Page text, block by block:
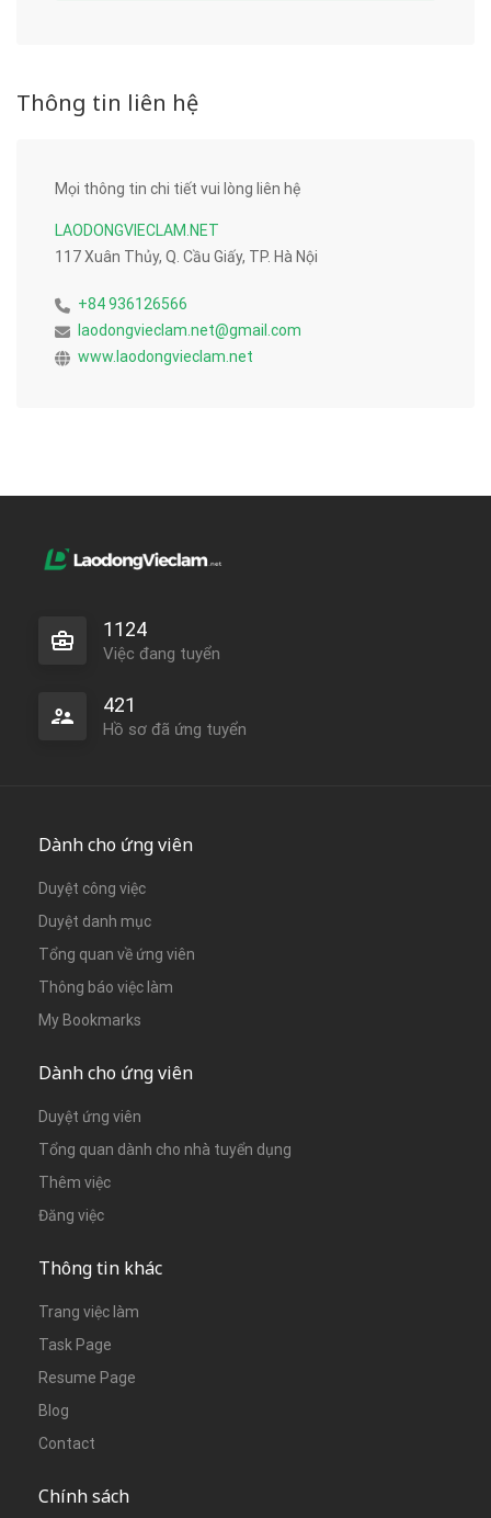
Thông tin liên hệ
Mọi thông tin chi tiết vui lòng liên hệ
LAODONGVIECLAM.NET
117 Xuân Thủy, Q. Cầu Giấy, TP. Hà Nội
+84 936126566
laodongvieclam.net@gmail.com
www.laodongvieclam.net
1124
Việc đang tuyển
421
Hồ sơ đã ứng tuyển
Dành cho ứng viên
Duyệt công việc
Duyệt danh mục
Tổng quan về ứng viên
Thông báo việc làm
My Bookmarks
Dành cho ứng viên
Duyệt ứng viên
Tổng quan dành cho nhà tuyển dụng
Thêm việc
Đăng việc
Thông tin khác
Trang việc làm
Task Page
Resume Page
Blog
Contact
Chính sách